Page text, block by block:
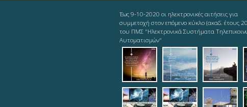
Έως 9-10-2020 οι ηλεκτρονικές αιτήσεις για
συμμετοχή στον επόμενο κύκλο (ακαδ. έτους
του ΠΜΣ "Ηλεκτρονικά Συστήματα
Αυτοματισμών"
2019-08-11_ieee-
2019-08-2019-
2019-08-2019-08-